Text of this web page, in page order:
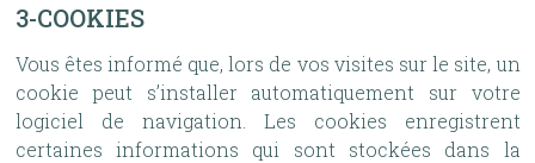
3-COOKIES
Vous êtes informé que, lors de vos visites sur le site, un
cookie peut s’installer automatiquement sur votre
logiciel de navigation. Les cookies enregistrent
certaines informations qui sont stockées dans la